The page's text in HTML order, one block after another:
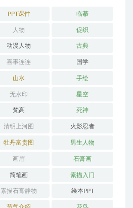
PPT课件 临摹
人物 促织
动漫人物 古典
喜事连连 国学
山水 手绘
无水印 星空
梵高 死神
清明上河图 火影忍者
牡丹富贵图 男生人物
画眉 石膏画
简笔画 素描入门
素描石膏静物 绘本PPT